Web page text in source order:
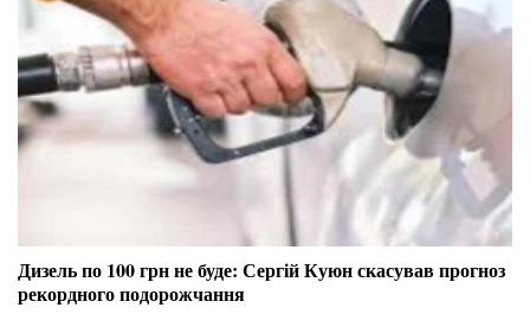
Дизель по 100 грн не буде: Сергій Куюн скасував прогноз
рекордного подорожчання